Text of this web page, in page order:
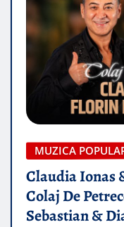
MUZICA
Claudia Ionas
Colaj De
Sebastian &